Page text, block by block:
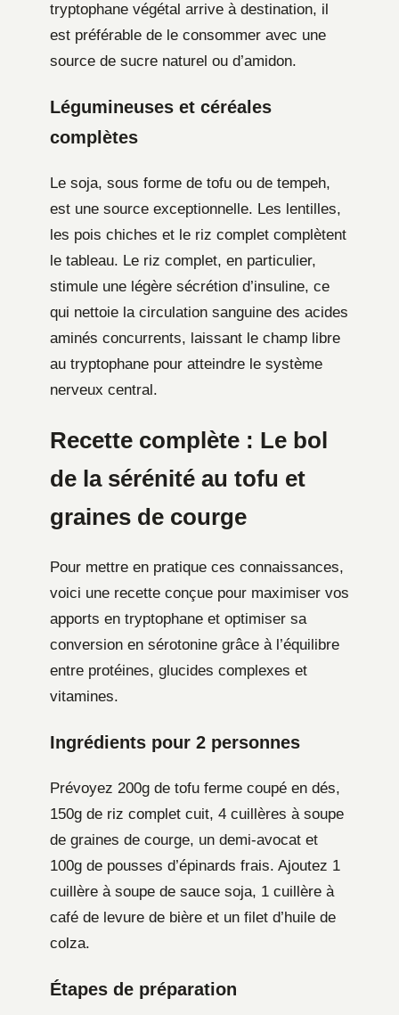
tryptophane végétal arrive à destination, il
est préférable de le consommer avec une
source de sucre naturel ou d’amidon.
Légumineuses et céréales
complètes
Le soja, sous forme de tofu ou de tempeh,
est une source exceptionnelle. Les lentilles,
les pois chiches et le riz complet complètent
le tableau. Le riz complet, en particulier,
stimule une légère sécrétion d’insuline, ce
qui nettoie la circulation sanguine des acides
aminés concurrents, laissant le champ libre
au tryptophane pour atteindre le système
nerveux central.
Recette complète : Le bol
de la sérénité au tofu et
graines de courge
Pour mettre en pratique ces connaissances,
voici une recette conçue pour maximiser vos
apports en tryptophane et optimiser sa
conversion en sérotonine grâce à l’équilibre
entre protéines, glucides complexes et
vitamines.
Ingrédients pour 2 personnes
Prévoyez 200g de tofu ferme coupé en dés,
150g de riz complet cuit, 4 cuillères à soupe
de graines de courge, un demi-avocat et
100g de pousses d’épinards frais. Ajoutez 1
cuillère à soupe de sauce soja, 1 cuillère à
café de levure de bière et un filet d’huile de
colza.
Étapes de préparation